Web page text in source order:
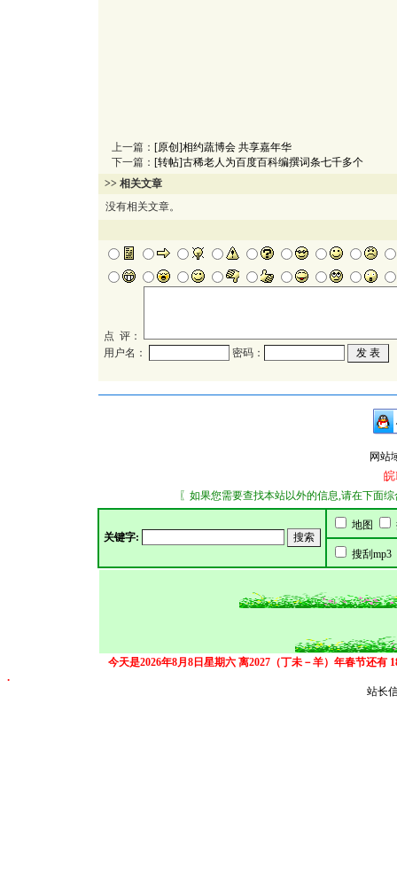
上一篇： [原创]相约蔬博会 共享嘉年华
下一篇： [转帖]古稀老人为百度百科编撰词条七千多个
>> 相关文章
没有相关文章。
点 评：
用户名：
密码：
网站
皖
〖如果您需要查找本站以外的信息,请在下面综合搜索
关键字:
地图
搜刮mp3
今天是2026年8月8日星期六 离2027（丁未－羊）年春节还有
.
站长